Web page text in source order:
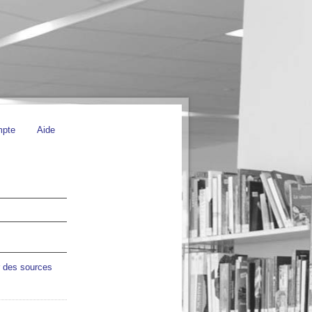
Aide
des sources